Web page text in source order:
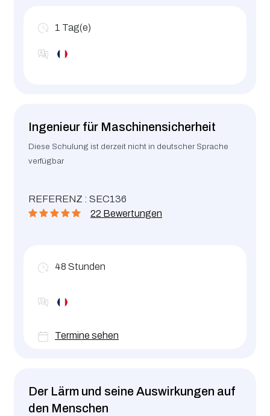
1 Tag(e)
Ingenieur für Maschinensicherheit
Diese Schulung ist derzeit nicht in deutscher Sprache
verfügbar
REFERENZ : SEC136
22 Bewertungen
48 Stunden
Termine sehen
Der Lärm und seine Auswirkungen auf
den Menschen